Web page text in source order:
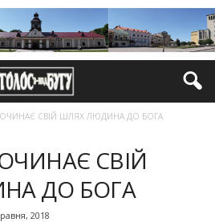
СВІЙ ШЛЯХ ЛЮДИНА ДО БОГА
СВІЙ
ДО БОГА
2018